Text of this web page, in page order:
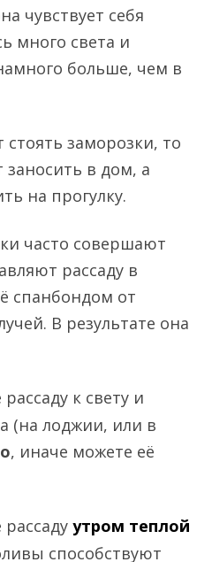
чувствует себя
много света и
больше, чем в
стоять заморозки, то
заносить в дом, а
на прогулку.
часто совершают
рассаду в
спанбондом от
В результате она
к свету и
(на лоджии, или в
, иначе можете её
утром теплой
способствуют